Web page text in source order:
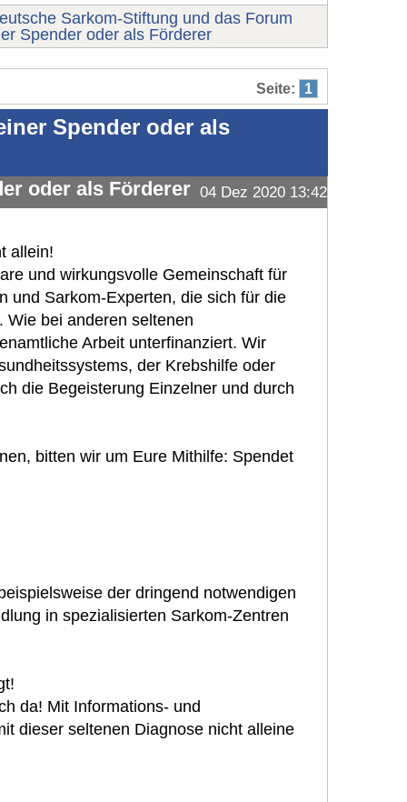
Sarkom-Stiftung und das Forum
Spender oder als Förderer
Seite: 1
Spender oder als
oder als Förderer 04 Dez 2020 13:42
allein!
und wirkungsvolle Gemeinschaft für
und Sarkom-Experten, die sich für die
Wie bei anderen seltenen
Arbeit unterfinanziert. Wir
der Krebshilfe oder
die Begeisterung Einzelner und durch
bitten wir um Eure Mithilfe: Spendet
der dringend notwendigen
in spezialisierten Sarkom-Zentren
da! Mit Informations- und
dieser seltenen Diagnose nicht alleine